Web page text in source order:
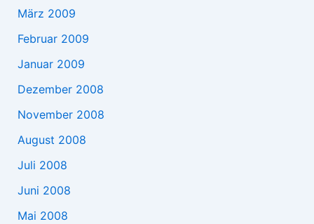
März 2009
Februar 2009
Januar 2009
Dezember 2008
November 2008
August 2008
Juli 2008
Juni 2008
Mai 2008